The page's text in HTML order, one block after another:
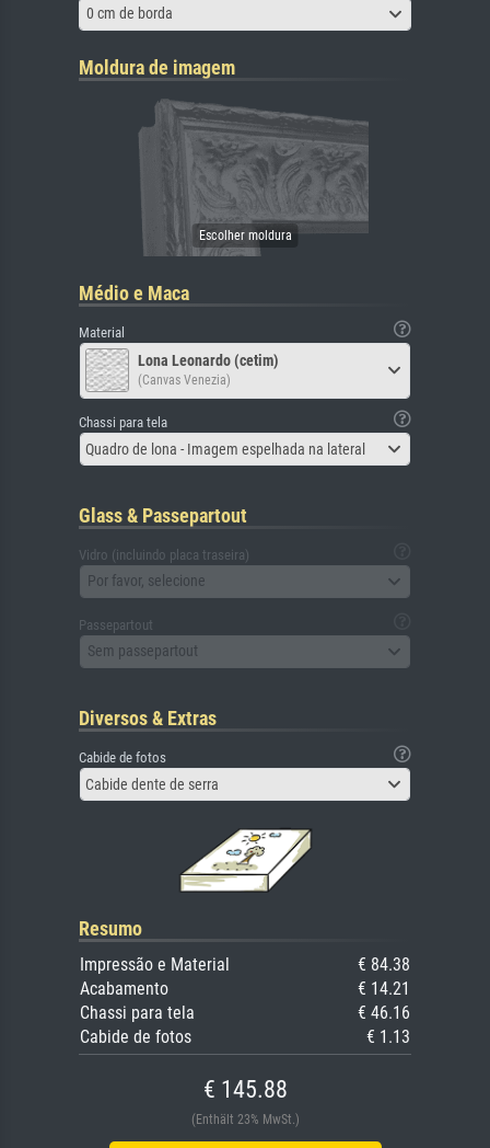
0 cm de borda
Moldura de imagem
Médio e Maca
Material
Lona Leonardo (cetim)
(Canvas Venezia)
Chassi para tela
Quadro de lona - Imagem espelhada na lateral
Glass & Passepartout
Vidro (incluindo placa traseira)
Por favor, selecione
Passepartout
Sem passepartout
Diversos & Extras
Cabide de fotos
Cabide dente de serra
Resumo
Impressão e Material
€ 84.38
Acabamento
€ 14.21
Chassi para tela
€ 46.16
Cabide de fotos
€ 1.13
€ 145.88
(Enthält 23% MwSt.)